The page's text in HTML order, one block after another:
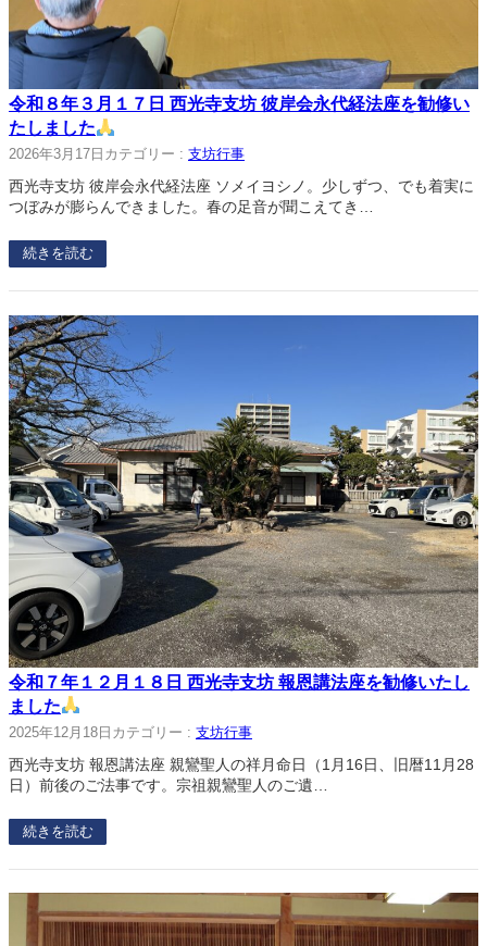
令和８年３月１７日 西光寺支坊 彼岸会永代経法座を勧修い
たしました
2026年3月17日 カテゴリー : 支坊行事
西光寺支坊 彼岸会永代経法座 ソメイヨシノ。少しずつ、でも着実に
つぼみが膨らんできました。春の足音が聞こえてき…
続きを読む
令和７年１２月１８日 西光寺支坊 報恩講法座を勧修いたし
ました
2025年12月18日 カテゴリー : 支坊行事
西光寺支坊 報恩講法座 親鸞聖人の祥月命日（1月16日、旧暦11月28
日）前後のご法事です。宗祖親鸞聖人のご遺…
続きを読む